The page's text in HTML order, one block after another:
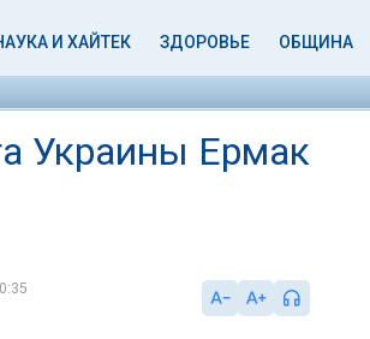
И ХАЙТЕК ЗДОРОВЬЕ ОБЩИНА
Украины Ермак